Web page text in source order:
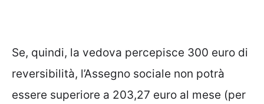
Se, quindi, la vedova percepisce 300 euro di
reversibilità, l’Assegno sociale non potrà
essere superiore a 203,27 euro al mese (per